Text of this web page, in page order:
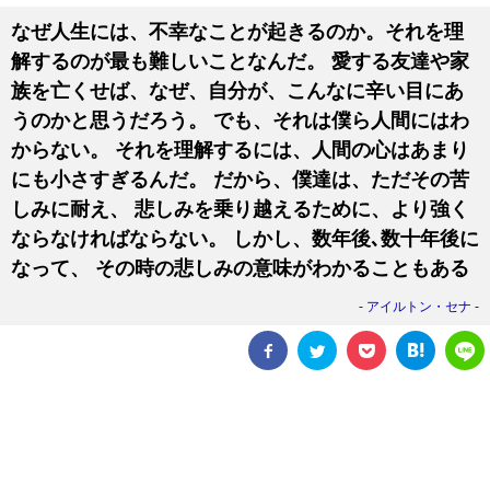
なぜ人生には、不幸なことが起きるのか。それを理
解するのが最も難しいことなんだ。 愛する友達や家
族を亡くせば、なぜ、自分が、こんなに辛い目にあ
うのかと思うだろう。 でも、それは僕ら人間にはわ
からない。 それを理解するには、人間の心はあまり
にも小さすぎるんだ。 だから、僕達は、ただその苦
しみに耐え、 悲しみを乗り越えるために、より強く
ならなければならない。 しかし、数年後､数十年後に
なって、 その時の悲しみの意味がわかることもある
アイルトン・セナ